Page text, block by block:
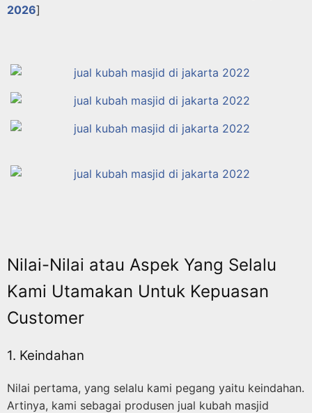
2026]
Nilai-Nilai atau Aspek Yang Selalu
Kami Utamakan Untuk Kepuasan
Customer
1. Keindahan
Nilai pertama, yang selalu kami pegang yaitu keindahan.
Artinya, kami sebagai produsen jual kubah masjid